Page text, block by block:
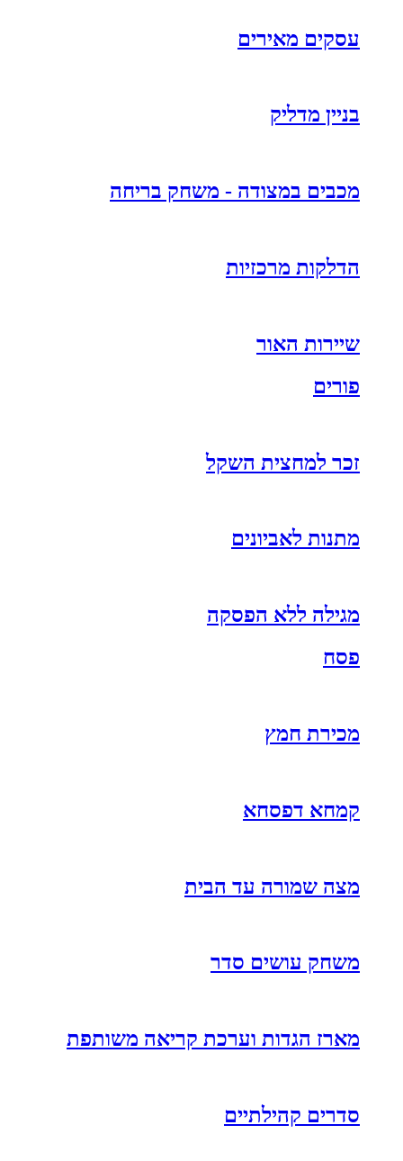
עסקים מאירים
בניין מדליק
מכבים במצודה - משחק בריחה
הדלקות מרכזיות
שיירות האור
פורים
זכר למחצית השקל
מתנות לאביונים
מגילה ללא הפסקה
פסח
מכירת חמץ
קמחא דפסחא
מצה שמורה עד הבית
משחק עושים סדר
מארז הגדות וערכת קריאה משותפת
סדרים קהילתיים